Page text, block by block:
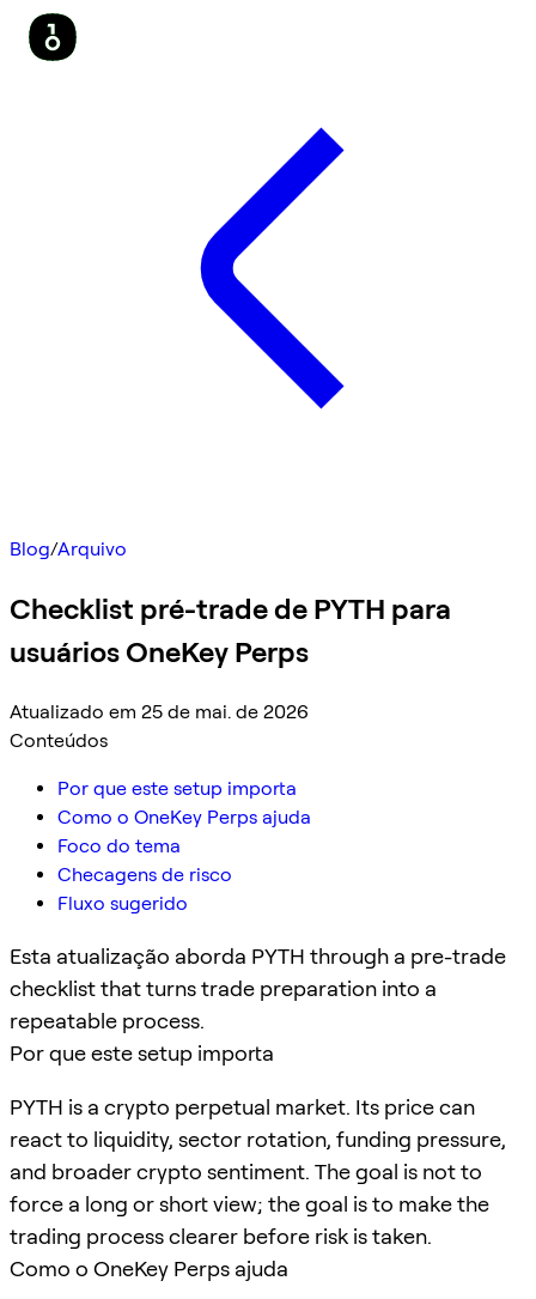
Blog/Arquivo
Checklist pré-trade de PYTH para
usuários OneKey Perps
Atualizado em 25 de mai. de 2026
Conteúdos
Por que este setup importa
Como o OneKey Perps ajuda
Foco do tema
Checagens de risco
Fluxo sugerido
Esta atualização aborda PYTH through a pre-trade
checklist that turns trade preparation into a
repeatable process.
Por que este setup importa
PYTH is a crypto perpetual market. Its price can
react to liquidity, sector rotation, funding pressure,
and broader crypto sentiment. The goal is not to
force a long or short view; the goal is to make the
trading process clearer before risk is taken.
Como o OneKey Perps ajuda